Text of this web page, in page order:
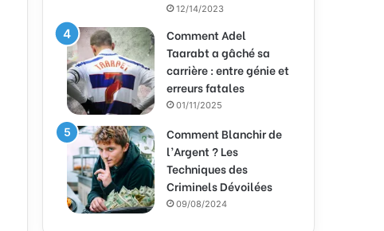
12/14/2023
Comment Adel
Taarabt a gâché sa
carrière : entre génie et
erreurs fatales
01/11/2025
Comment Blanchir de
l’Argent ? Les
Techniques des
Criminels Dévoilées
09/08/2024